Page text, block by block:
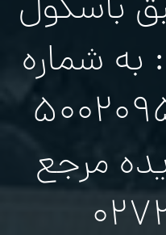
باسکول
به شماره
مرجع